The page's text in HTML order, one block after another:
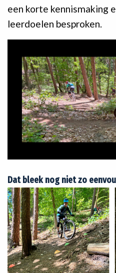
een korte kennismaking
leerdoelen besproken.
Dat bleek nog niet zo